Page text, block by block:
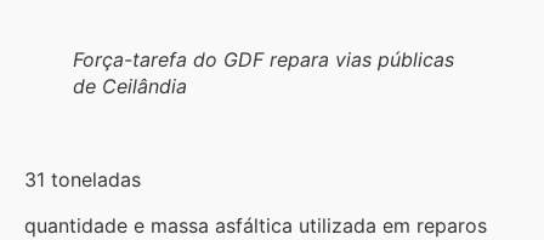
Força-tarefa do GDF repara vias públicas
de Ceilândia
31 toneladas
quantidade e massa asfáltica utilizada em reparos